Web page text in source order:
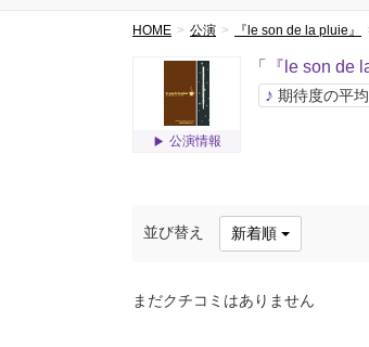
HOME 公演 『le son de la pluie』
公演情報
「 『le son de
♪ 期待度の平均
並び替え 新着順
まだクチコミはありません